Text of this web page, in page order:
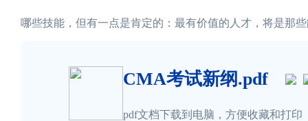
哪些技能，但有一点是肯定的：最有价值的人才，将是那
CMA考试新纲.pdf
pdf文档下载到电脑，方便收藏和打印